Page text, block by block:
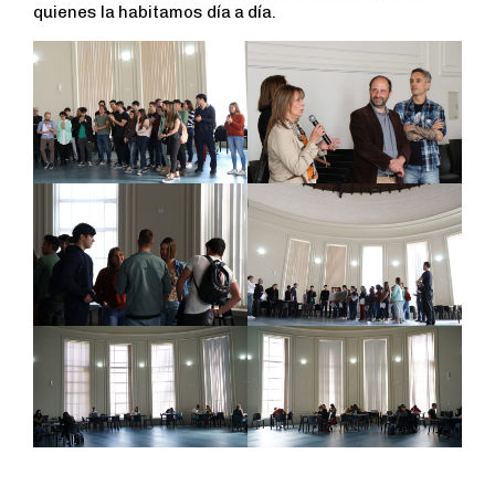
quienes la habitamos día a día.